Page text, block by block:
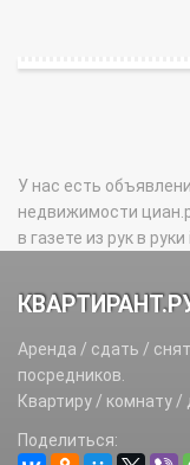
У нас есть
недвижимости
в газете из рук в руки
Аренда / сдать /
посредников.
Квартиру / комнату
Поделиться: